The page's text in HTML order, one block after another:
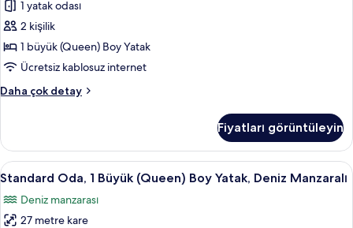
Odası
için
tüm
fotoğrafları
1 yatak odası
2 kişilik
1 büyük (Queen) Boy Yatak
Ücretsiz kablosuz internet
Daha çok detay
Standard
Odası
hakkında
daha
detay
Fiyatları görüntüleyin
Standard
Oda,
1
Büyük
Standard Oda, 1 Büyük (Queen) Boy
10
Standard Oda, 1 Büyük (Queen) Boy Yatak, Deniz Manzaralı
Deniz manzarası
27 metre kare